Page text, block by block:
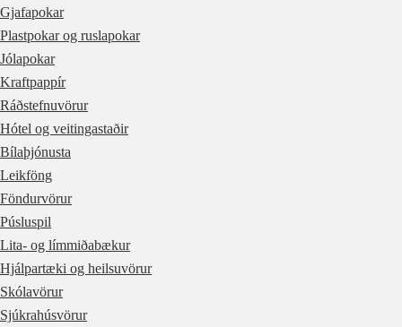
Gjafapokar
Plastpokar og ruslapokar
Jólapokar
Kraftpappír
Ráðstefnuvörur
Hótel og veitingastaðir
Bílaþjónusta
Leikföng
Föndurvörur
Púsluspil
Lita- og límmiðabækur
Hjálpartæki og heilsuvörur
Skólavörur
Sjúkrahúsvörur